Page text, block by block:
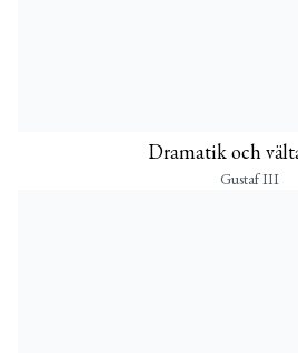
Dramatik och
Gustaf III